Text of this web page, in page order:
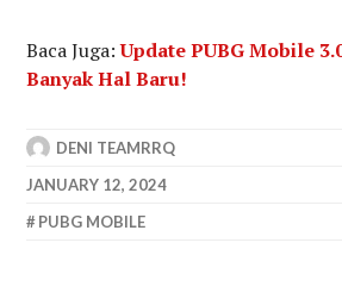
Baca Juga:Update PUBG Mobile
Banyak Hal Baru!
DENI TEAMRRQ
JANUARY 12, 2024
PUBG MOBILE